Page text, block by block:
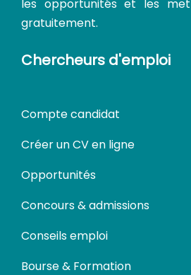
les opportunités et les
gratuitement.
Chercheurs d'emploi
Compte candidat
Créer un CV en ligne
Opportunités
Concours & admissions
Conseils emploi
Bourse & Formation